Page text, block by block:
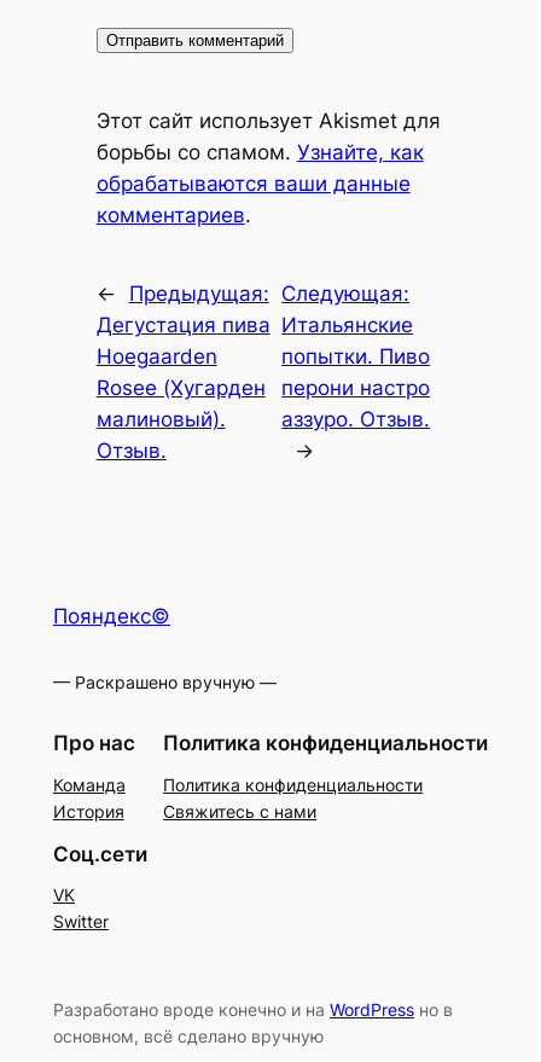
Этот сайт использует Akismet для
борьбы со спамом. Узнайте, как
обрабатываются ваши данные
комментариев.
←
Предыдущая:
Дегустация пива
Hoegaarden
Rosee (Хугарден
малиновый).
Отзыв.
Следующая:
Итальянские
попытки. Пиво
перони настро
аззуро. Отзыв.
→
Пояндекс©
— Раскрашено вручную —
Про нас
Команда
История
Политика конфиденциальности
Политика конфиденциальности
Свяжитесь с нами
Соц.сети
VK
Switter
Разработано вроде конечно и на WordPressно в
основном, всё сделано вручную